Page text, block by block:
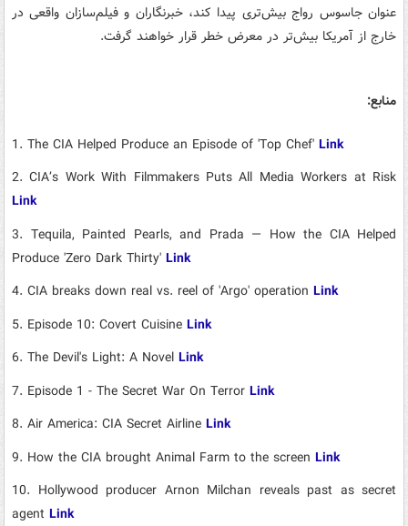
عنوان جاسوس رواج بیش‌تری پیدا کند، خبرنگاران و فیلم‌سازان واقعی در
خارج از آمریکا بیش‌تر در معرض خطر قرار خواهند گرفت.
منابع:
1. The CIA Helped Produce an Episode of 'Top Chef' Link
2.CIA’s Work With Filmmakers Puts All Media Workers at Risk
Link
3. Tequila, Painted Pearls, and Prada — How the CIA Helped
Produce 'Zero Dark Thirty' Link
4. CIA breaks down real vs. reel of 'Argo' operation Link
5. Episode 10: Covert Cuisine Link
6. The Devil's Light: A Novel Link
7. Episode 1 - The Secret War On Terror Link
8. Air America: CIA Secret Airline Link
9. How the CIA brought Animal Farm to the screen Link
10. Hollywood producer Arnon Milchan reveals past as secret
agent Link